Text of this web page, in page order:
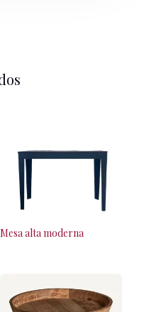
Mesa alta moderna